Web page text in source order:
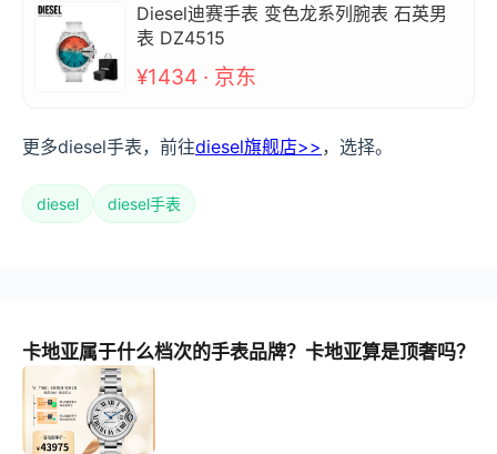
Diesel迪赛手表 变色龙系列腕表 石英男
表 DZ4515
¥1434 · 京东
更多diesel手表，前往diesel旗舰店>> ，选择。
diesel diesel手表
卡地亚属于什么档次的手表品牌？卡地亚算是顶奢吗？